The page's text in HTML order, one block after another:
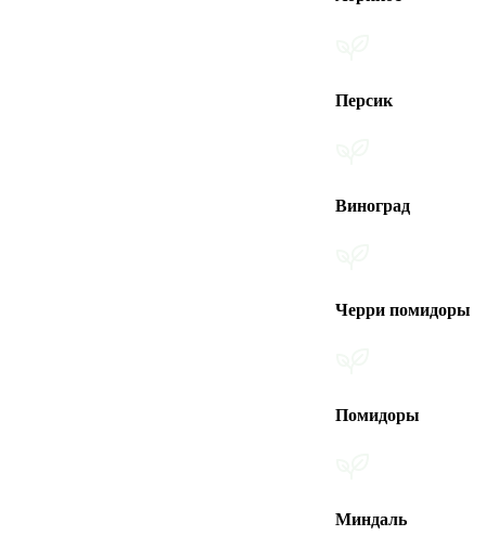
Виноград
Черри помидоры
Помидоры